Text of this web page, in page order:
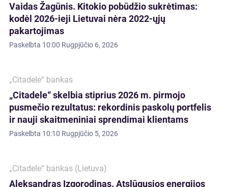
Vaidas Žagūnis. Kitokio pobūdžio sukrėtimas:
kodėl 2026-ieji Lietuvai nėra 2022-ųjų
pakartojimas
Paskelbta 10:00 Rugpjūčio 6, 2026
„Citadele“ bankas
„Citadele“ skelbia stiprius 2026 m. pirmojo
pusmečio rezultatus: rekordinis paskolų portfelis
ir nauji skaitmeniniai sprendimai klientams
Paskelbta 10:10 Rugpjūčio 5, 2026
„Citadele“ bankas (Lietuva)
Aleksandras Izgorodinas. Atslūgusios energijos